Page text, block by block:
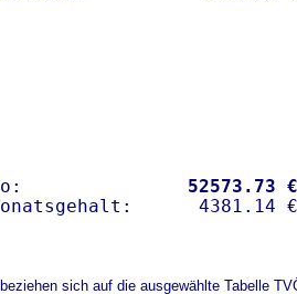
Brutto: 52573.73 €
sich auf die ausgewählte Tabelle